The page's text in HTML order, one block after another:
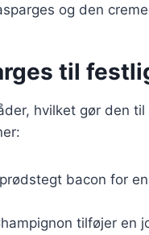
og den
til
hvilket gør den
bacon for
tilføjer en